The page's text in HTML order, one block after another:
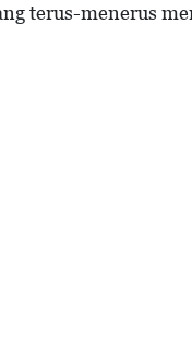
terus-menerus